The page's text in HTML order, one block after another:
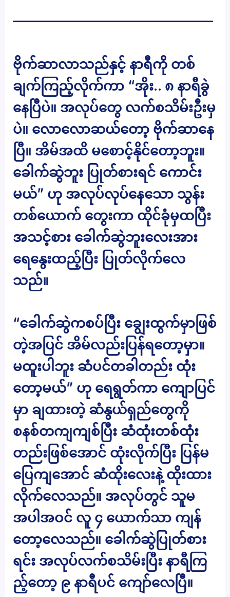
———————————————
ဗိုက်ဆာလာသည်နှင့် နာရီကို တစ်
ချက်ကြည့်လိုက်ကာ “အိုး.. ၈ နာရီခွဲ
နေပြီပဲ။ အလုပ်တွေ လက်စသိမ်းဦးမှ
ပဲ။ လောလောဆယ်တော့ ဗိုက်ဆာနေ
ပြီ။ အိမ်အထိ မစောင့်နိုင်တော့ဘူး။
ခေါက်ဆွဲဘူး ပြုတ်စားရင် ကောင်း
မယ်” ဟု အလုပ်လုပ်နေသော သွန်း
တစ်ယောက် တွေးကာ ထိုင်ခုံမှထပြီး
အသင့်စား ခေါက်ဆွဲဘူးလေးအား
ရေနွေးထည့်ပြီး ပြုတ်လိုက်လေ
သည်။
“ခေါက်ဆွဲကစပ်ပြီး ချွေးထွက်မှာဖြစ်
တဲ့အပြင် အိမ်လည်းပြန်ရတော့မှာ။
မထူးပါဘူး ဆံပင်တခါတည်း ထုံး
တော့မယ်” ဟု ရေရွတ်ကာ ကျောပြင်
မှာ ချထားတဲ့ ဆံနွယ်ရှည်တွေကို
စနစ်တကျကျစ်ပြီး ဆံထုံးတစ်ထုံး
တည်းဖြစ်အောင် ထုံးလိုက်ပြီး ပြန်မ
ပြေကျအောင် ဆံထိုးလေးနဲ့ ထိုးထား
လိုက်လေသည်။ အလုပ်တွင် သူမ
အပါအဝင် လူ ၄ ယောက်သာ ကျန်
တော့လေသည်။ ခေါက်ဆွဲပြုတ်စား
ရင်း အလုပ်လက်စသိမ်းပြီး နာရီကြ
ည့်တော့ ၉ နာရီပင် ကျော်လေပြီ။